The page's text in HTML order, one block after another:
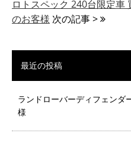
ロトスペック 240台限定車
のお客様 次の記事 >
最近の投稿
ランドローバーディフェン
様